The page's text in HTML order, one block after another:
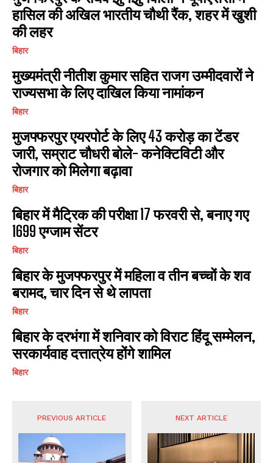
I've read and accept the
हासिल की अखिल भारतीय चौथी रैंक, शहर में खुशी
की लहर
बिहार
मुख्यमंत्री नीतीश कुमार सहित राजग उम्मीदवारों ने
राज्यसभा के लिए दाखिल किया नामांकन
बिहार
मुजफ्फरपुर एयरपोर्ट के लिए 43 करोड़ का टेंडर
जारी, सम्राट चौधरी बोले- कनेक्टिविटी और
रोजगार को मिलेगा बढ़ावा
बिहार
बिहार में मैट्रिक की परीक्षा 17 फरवरी से, बनाए गए
1699 एग्जाम सेंटर
बिहार
बिहार के मुजफ्फरपुर में महिला व तीन बच्चों के शव
बरामद, चार दिन से थे लापता
बिहार
बिहार के दरभंगा में शनिवार को विराट हिंदू सम्मेलन,
सरकार्यवाह दत्तात्रेय होंगे शामिल
बिहार
PREVIOUS ARTICLE NEXT ARTICLE